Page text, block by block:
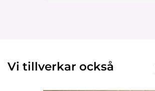
Vi tillverkar också